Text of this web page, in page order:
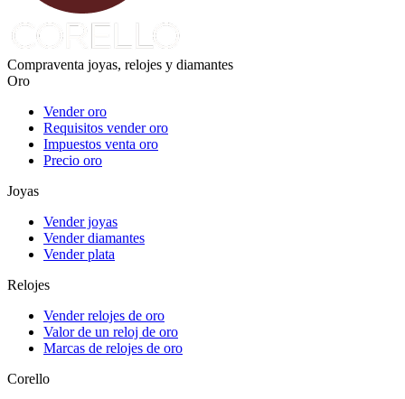
Compraventa joyas, relojes y diamantes
Oro
Vender oro
Requisitos vender oro
Impuestos venta oro
Precio oro
Joyas
Vender joyas
Vender diamantes
Vender plata
Relojes
Vender relojes de oro
Valor de un reloj de oro
Marcas de relojes de oro
Corello